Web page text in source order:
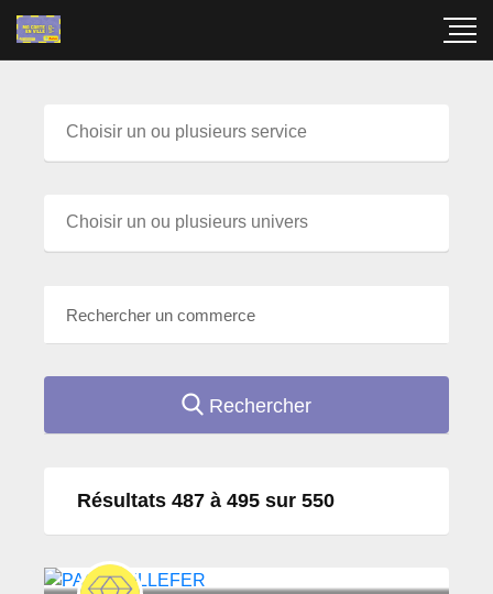
Rechercher
Résultats 487 à 495 sur 550